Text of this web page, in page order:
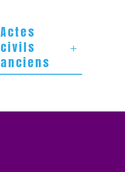
Actes
civils
anciens